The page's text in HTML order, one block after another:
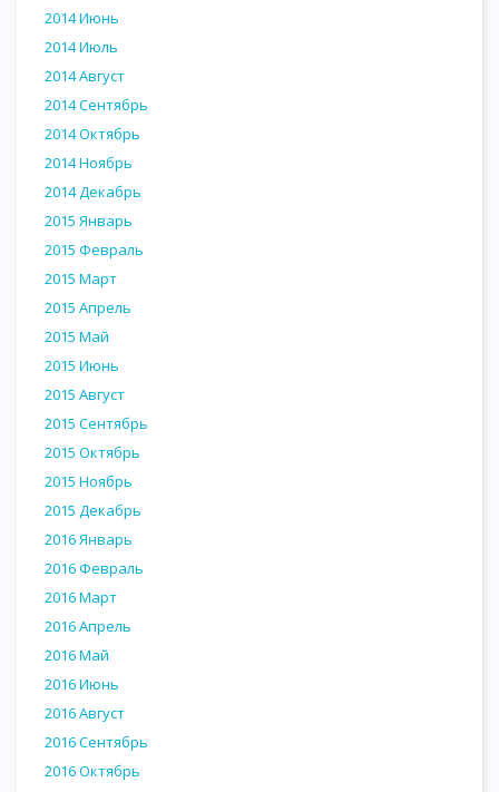
2014 Июнь
2014 Июль
2014 Август
2014 Сентябрь
2014 Октябрь
2014 Ноябрь
2014 Декабрь
2015 Январь
2015 Февраль
2015 Март
2015 Апрель
2015 Май
2015 Июнь
2015 Август
2015 Сентябрь
2015 Октябрь
2015 Ноябрь
2015 Декабрь
2016 Январь
2016 Февраль
2016 Март
2016 Апрель
2016 Май
2016 Июнь
2016 Август
2016 Сентябрь
2016 Октябрь